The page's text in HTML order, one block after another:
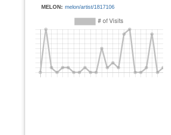
MELON: melon/artist/1817106